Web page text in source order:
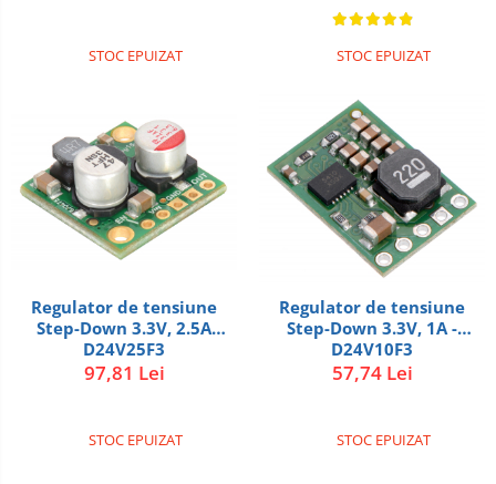
STOC EPUIZAT STOC EPUIZAT
Regulator de tensiune
Step-Down 3.3V, 2.5A
D24V25F3
97,81 Lei
STOC EPUIZAT
Regulator de tensiune
Step-Down 3.3V, 1A -
D24V10F3
57,74 Lei
STOC EPUIZAT